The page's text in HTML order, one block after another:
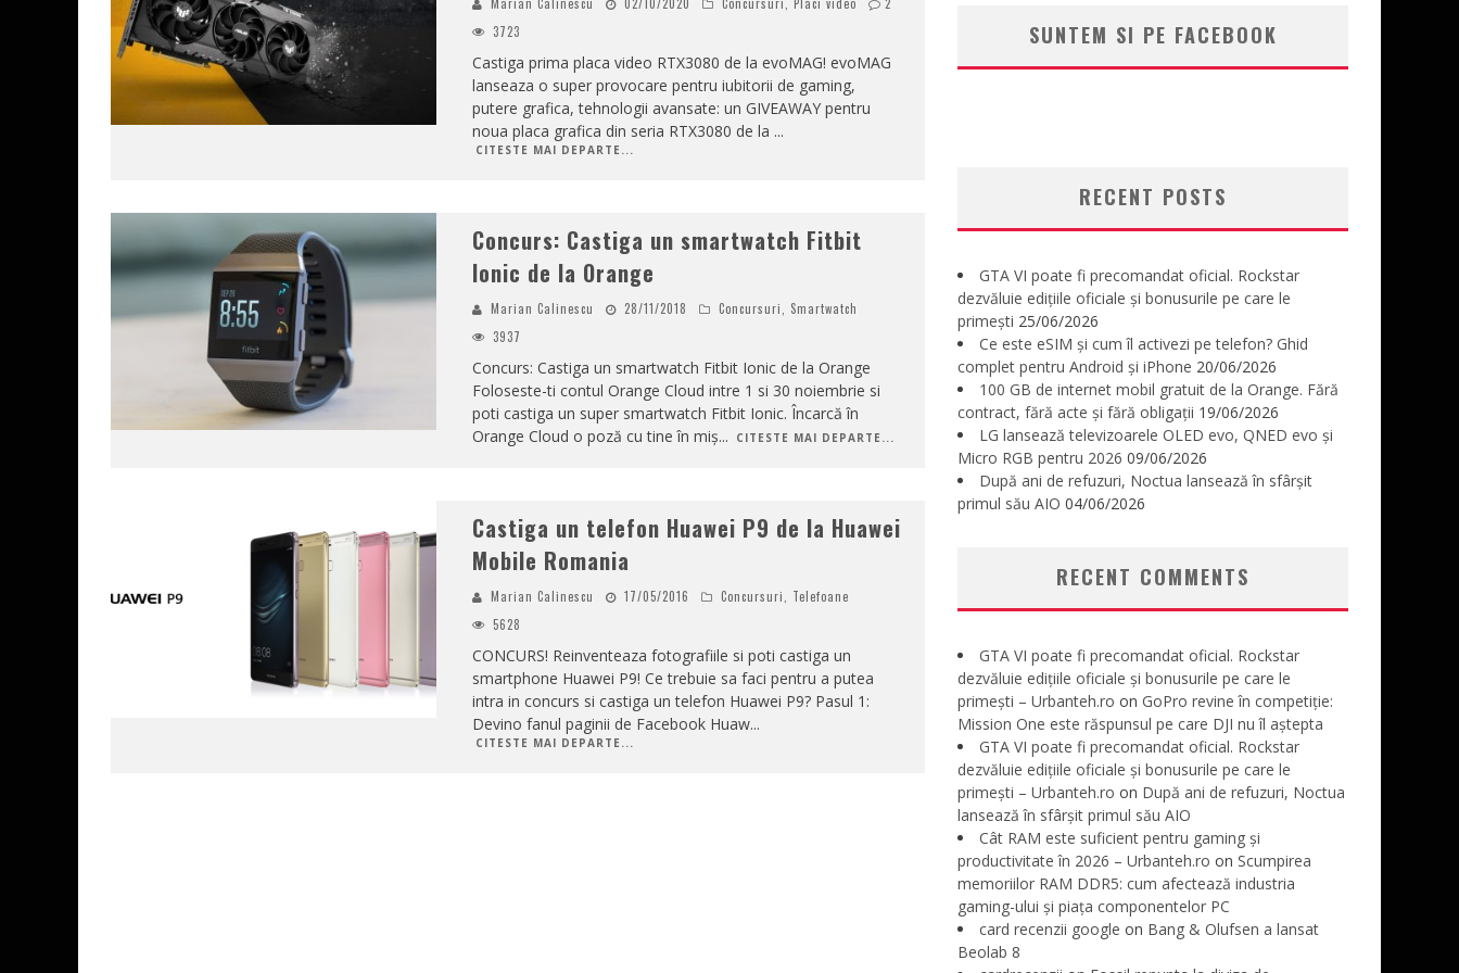
3723
Castiga prima placa video RTX3080 de la evoMAG! evoMAG
lanseaza o super provocare pentru iubitorii de gaming,
putere grafica, tehnologii avansate: un GIVEAWAY pentru
noua placa grafica din seria RTX3080 de la ...
CITESTE MAI DEPARTE...
Concurs: Castiga un smartwatch Fitbit
Ionic de la Orange
Marian Calinescu 28/11/2018 Concursuri
Smartwatch
3937
Concurs: Castiga un smartwatch Fitbit Ionic de la Orange
Foloseste-ti contul Orange Cloud intre 1 si 30 noiembrie si
poti castiga un super smartwatch Fitbit Ionic. Încarcă în
Orange Cloud o poză cu tine în miș... CITESTE MAI DEPARTE...
Castiga un telefon Huawei P9 de la Huawei
Mobile Romania
Marian Calinescu 17/05/2016 Concursuri
Telefoane
5628
CONCURS! Reinventeaza fotografiile si poti castiga un
smartphone Huawei P9! Ce trebuie sa faci pentru a putea
intra in concurs si castiga un telefon Huawei P9? Pasul 1:
Devino fanul paginii de Facebook Huaw...
CITESTE MAI DEPARTE...
SUNTEM SI PE FACEBOOK
RECENT POSTS
GTA VI poate fi precomandat oficial. Rockstar
dezvăluie edițiile oficiale și bonusurile pe care le
primești 25/06/2026
Ce este eSIM și cum îl activezi pe telefon? Ghid
complet pentru Android și iPhone 20/06/2026
100 GB de internet mobil gratuit de la Orange. Fără
contract, fără acte și fără obligații 19/06/2026
LG lansează televizoarele OLED evo, QNED evo și
Micro RGB pentru 2026 09/06/2026
După ani de refuzuri, Noctua lansează în sfârșit
primul său AIO 04/06/2026
RECENT COMMENTS
GTA VI poate fi precomandat oficial. Rockstar
dezvăluie edițiile oficiale și bonusurile pe care le
primești – Urbanteh.ro on GoPro revine în competiție:
Mission One este răspunsul pe care DJI nu îl aștepta
GTA VI poate fi precomandat oficial. Rockstar
dezvăluie edițiile oficiale și bonusurile pe care le
primești – Urbanteh.ro on După ani de refuzuri, Noctua
lansează în sfârșit primul său AIO
Cât RAM este suficient pentru gaming și
productivitate în 2026 – Urbanteh.ro on Scumpirea
memoriilor RAM DDR5: cum afectează industria
gaming-ului și piața componentelor PC
card recenzii google on Bang & Olufsen a lansat
Beolab 8